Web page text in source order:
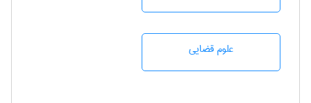
علوم قضایی